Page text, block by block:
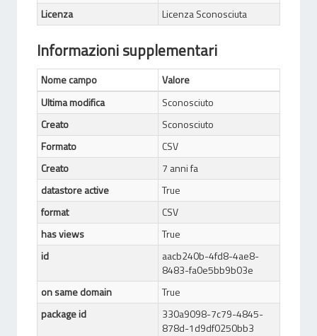
Licenza
Licenza Sconosciuta
Informazioni supplementari
Nome campo
Valore
Ultima modifica
Sconosciuto
Creato
Sconosciuto
Formato
CSV
Creato
7 anni fa
datastore active
True
format
CSV
has views
True
id
aacb240b-4fd8-4ae8-
8483-fa0e5bb9b03e
on same domain
True
package id
330a9098-7c79-4845-
878d-1d9df0250bb3